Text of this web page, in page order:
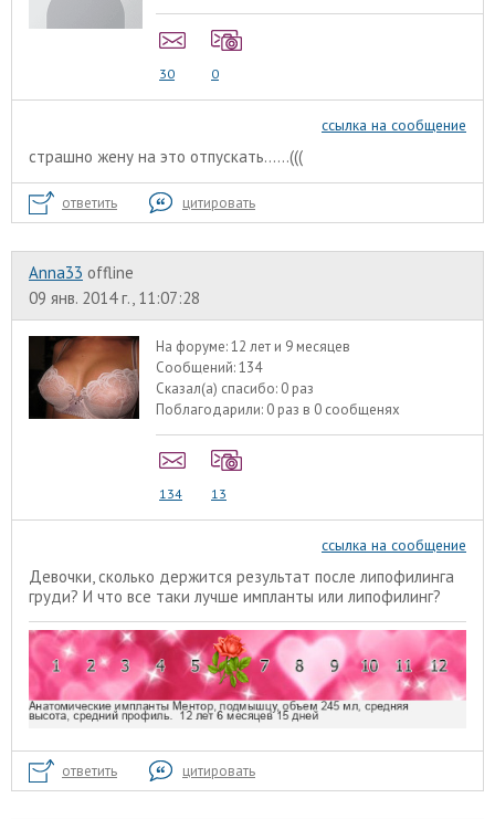
30 0
ссылка на сообщение
страшно жену на это отпускать......(((
ответить цитировать
Anna33 offline
09 янв. 2014 г., 11:07:28
На форуме:12 лет и 9 месяцев
Сообщений:134
Сказал(а) спасибо: 0 раз
Поблагодарили: 0 раз в 0 сообщенях
134 13
ссылка на сообщение
Девочки, сколько держится результат после липофилинга
груди? И что все таки лучше импланты или липофилинг?
ответить цитировать